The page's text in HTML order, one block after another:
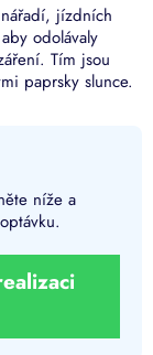
jízdních
odolávaly
Tím jsou
paprsky slunce.
níže a